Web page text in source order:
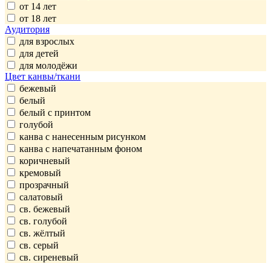
от 14 лет
от 18 лет
Аудитория
для взрослых
для детей
для молодёжи
Цвет канвы/ткани
бежевый
белый
белый с принтом
голубой
канва с нанесенным рисунком
канва с напечатанным фоном
коричневый
кремовый
прозрачный
салатовый
св. бежевый
св. голубой
св. жёлтый
св. серый
св. сиреневый